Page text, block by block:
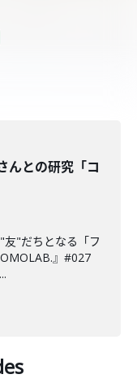
との研究「コ
"だちとなる「フ
』#027